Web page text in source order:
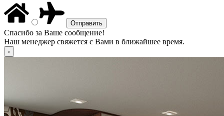
Спасибо за Ваше сообщение!
Наш менеджер свяжется с Вами в ближайшее время.